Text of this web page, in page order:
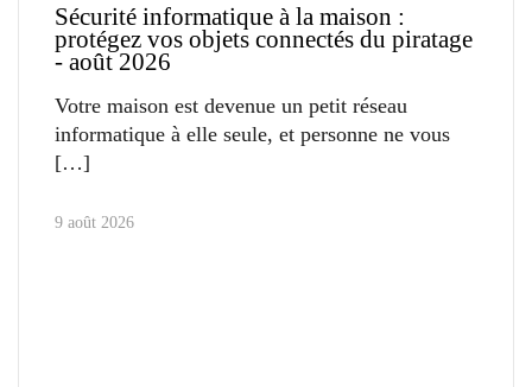
Sécurité informatique à la maison :
protégez vos objets connectés du piratage
- août 2026
Votre maison est devenue un petit réseau
informatique à elle seule, et personne ne vous
9 août 2026